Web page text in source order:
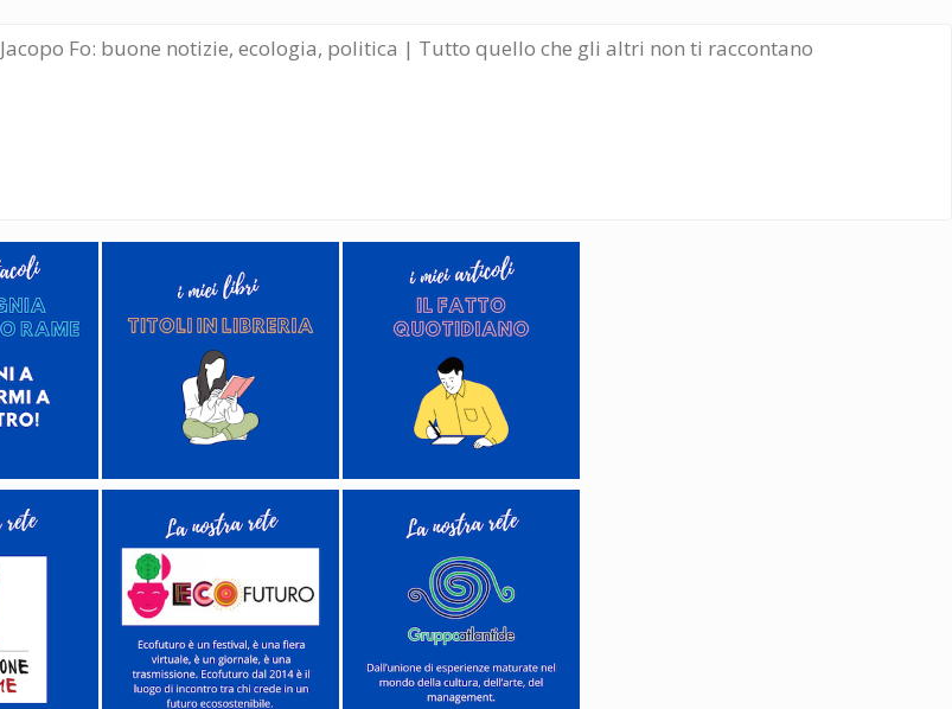
Jacopo Fo: buone notizie, ecologia, politica | Tutto quello che gli altri non ti raccontano